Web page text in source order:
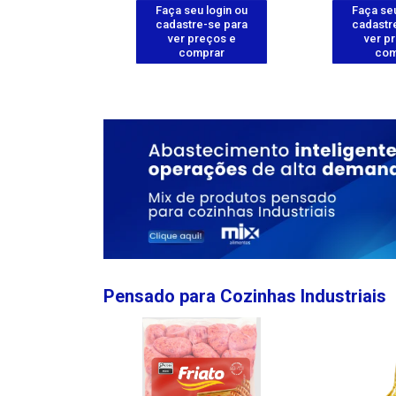
Faça seu login ou
cadastre-se para
ver preços e
comprar
Faça
ver
Pensado para Cozinhas Industriais